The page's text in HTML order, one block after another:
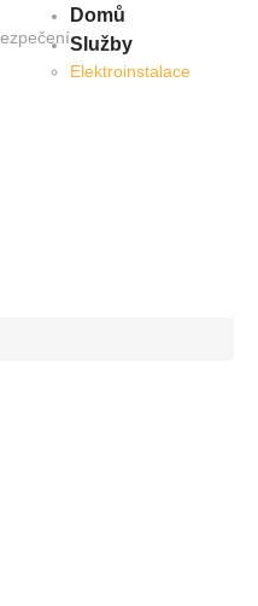
Domů
Služby
Elektroinstalace